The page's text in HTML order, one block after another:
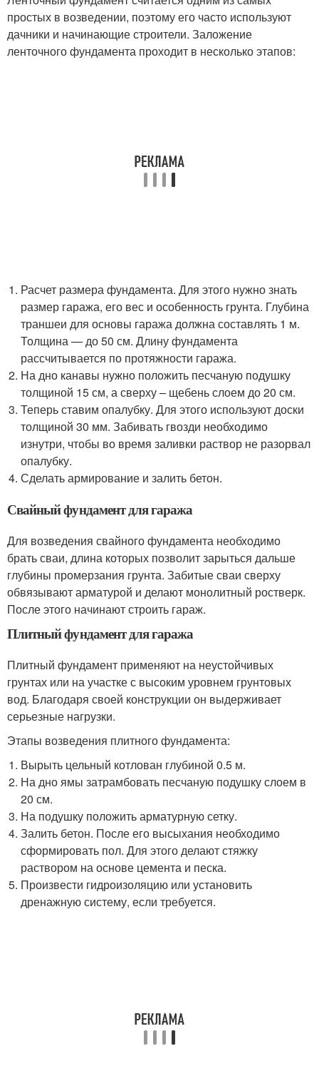
простых в возведении, поэтому его часто используют
дачники и начинающие строители. Заложение
ленточного фундамента проходит в несколько этапов:
Расчет размера фундамента. Для этого нужно знать
размер гаража, его вес и особенность грунта. Глубина
траншеи для основы гаража должна составлять 1 м.
Толщина — до 50 см. Длину фундамента
рассчитывается по протяжности гаража.
На дно канавы нужно положить песчаную подушку
толщиной 15 см, а сверху – щебень слоем до 20 см.
Теперь ставим опалубку. Для этого используют доски
толщиной 30 мм. Забивать гвозди необходимо
изнутри, чтобы во время заливки раствор не разорвал
опалубку.
Сделать армирование и залить бетон.
Свайный фундамент для гаража
Для возведения свайного фундамента необходимо
брать сваи, длина которых позволит зарыться дальше
глубины промерзания грунта. Забитые сваи сверху
обвязывают арматурой и делают монолитный ростверк.
После этого начинают строить гараж.
Плитный фундамент для гаража
Плитный фундамент применяют на неустойчивых
грунтах или на участке с высоким уровнем грунтовых
вод. Благодаря своей конструкции он выдерживает
серьезные нагрузки.
Этапы возведения плитного фундамента:
Вырыть цельный котлован глубиной 0.5 м.
На дно ямы затрамбовать песчаную подушку слоем в
20 см.
На подушку положить арматурную сетку.
Залить бетон. После его высыхания необходимо
сформировать пол. Для этого делают стяжку
раствором на основе цемента и песка.
Произвести гидроизоляцию или установить
дренажную систему, если требуется.